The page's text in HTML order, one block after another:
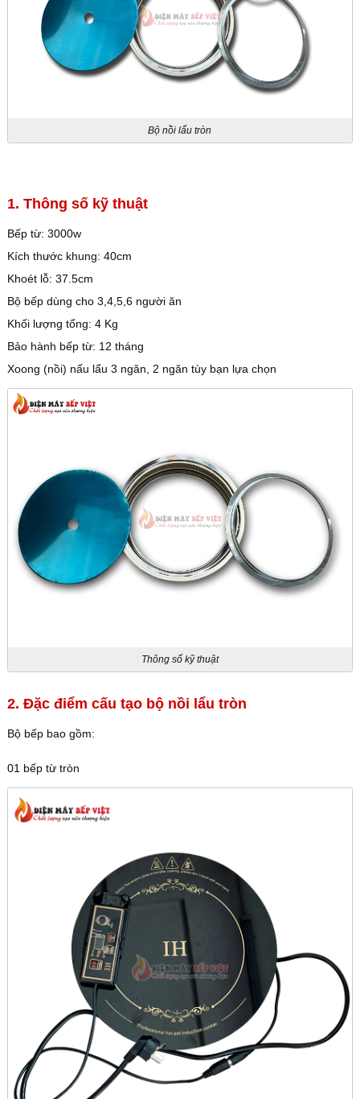
Bộ nồi lẩu tròn
1. Thông số kỹ thuật
Bếp từ: 3000w
Kích thước khung: 40cm
Khoét lỗ: 37.5cm
Bộ bếp dùng cho 3,4,5,6 người ăn
Khối lượng tổng: 4 Kg
Bảo hành bếp từ: 12 tháng
Xoong (nồi) nấu lẩu 3 ngăn, 2 ngăn tùy bạn lựa chọn
Thông số kỹ thuật
2. Đặc điểm cấu tạo bộ nồi lẩu tròn
Bộ bếp bao gồm:
01 bếp từ tròn